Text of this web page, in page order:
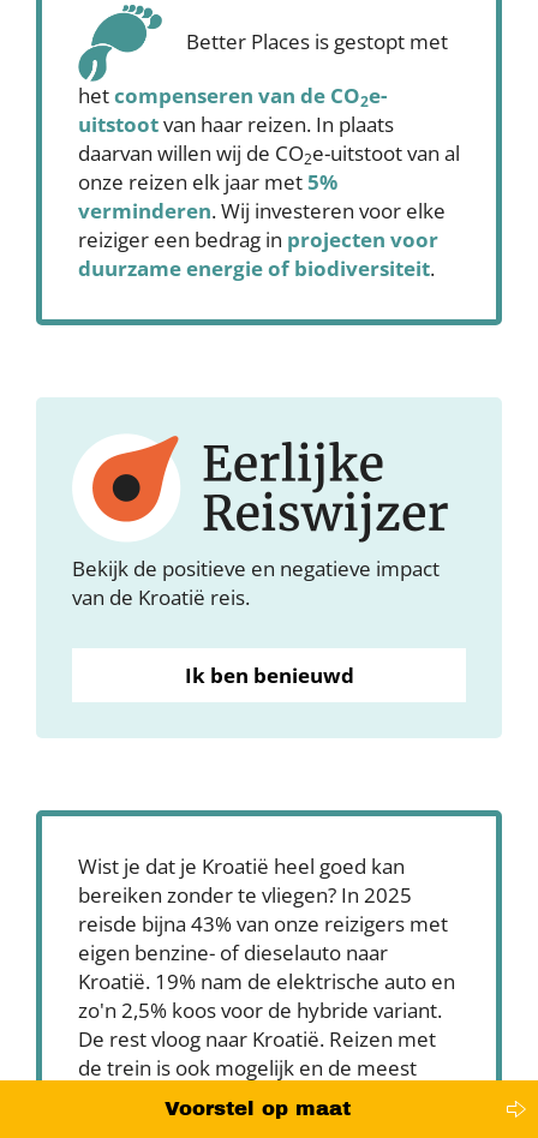
Better Places is gestopt met
hetcompenseren van de CO2e-
uitstootvan haar reizen. In plaats
daarvan willen wij de CO2e-uitstoot van al
onze reizen elk jaar met5%
verminderen. Wij investeren voor elke
reiziger een bedrag in projecten voor
duurzame energie of biodiversiteit.
Bekijk de positieve en negatieve impact
van de Kroatië reis.
Ik ben benieuwd
Wist je dat je Kroatië heel goed kan
bereiken zonder te vliegen? In 2025
reisde bijna 43% van onze reizigers met
eigen benzine- of dieselauto naar
Kroatië. 19% nam de elektrische auto en
zo'n 2,5% koos voor de hybride variant.
De rest vloog naar Kroatië. Reizen met
de trein is ook mogelijk en de meest
duurzame keuze! Stap in, ontspan en laat
de landschappen aan je voorbij glijden.
Voorstel op maat